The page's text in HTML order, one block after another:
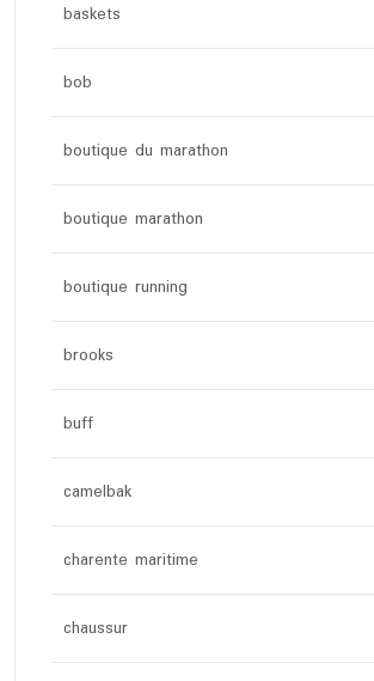
baskets
bob
boutique du marathon
boutique marathon
boutique running
brooks
buff
camelbak
charente maritime
chaussur